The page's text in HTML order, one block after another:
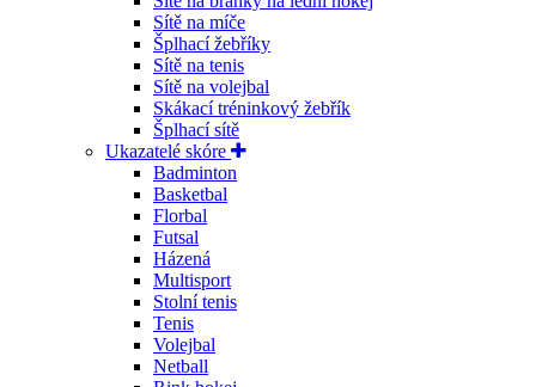
Sítě na míče
Šplhací žebříky
Sítě na tenis
Sítě na volejbal
Skákací tréninkový žebřík
Šplhací sítě
Ukazatelé skóre
Badminton
Basketbal
Florbal
Futsal
Házená
Multisport
Stolní tenis
Tenis
Volejbal
Netball